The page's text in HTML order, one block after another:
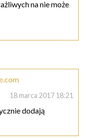
na nie może
18 marca 2017 18:21
dodają